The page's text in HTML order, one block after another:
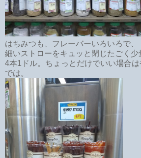
はちみつも、フレーバーいろいろで、
細いストローをキュッと閉じたごく少
4本1ドル。ちょっとだけでいい場合
では。